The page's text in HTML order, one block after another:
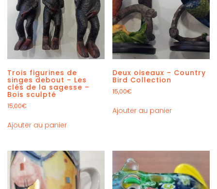
Trois figurines de
singes debout – Les
clés de la sagesse –
Bois sculpté
15,00€
Ajouter au panier
Deux oiseaux – Country
Bird Collection
15,00€
Ajouter au panier